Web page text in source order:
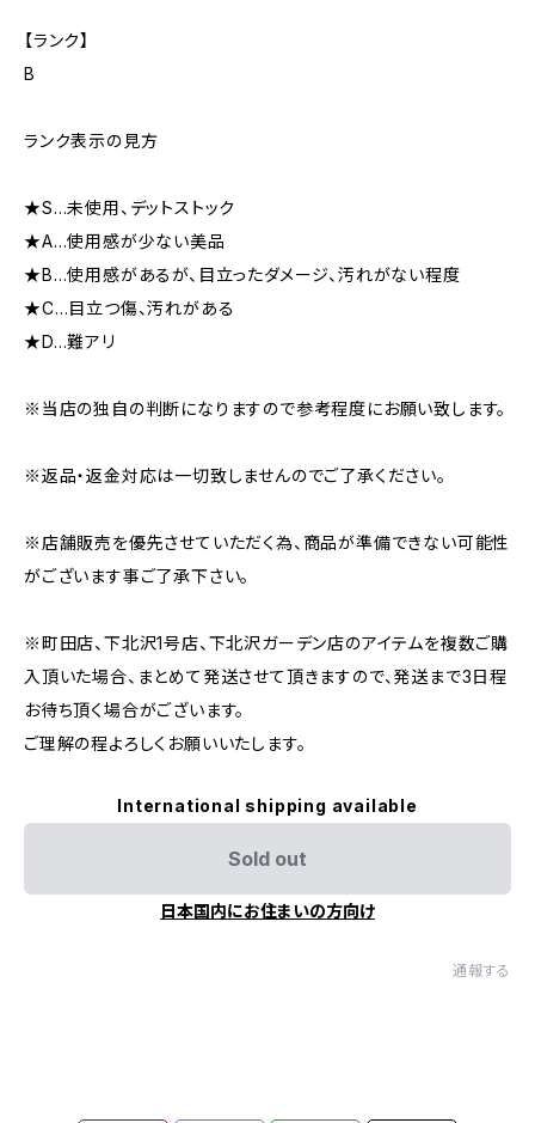
【ランク】
B
ランク表示の見方
★S…未使用、デットストック
★A…使用感が少ない美品
★B…使用感があるが、目立ったダメージ、汚れがない程度
★C…目立つ傷、汚れがある
★D…難アリ
※当店の独自の判断になりますので参考程度にお願い致します。
※返品・返金対応は一切致しませんのでご了承ください。
※店舗販売を優先させていただく為、商品が準備できない可能性
がございます事ご了承下さい。
※町田店、下北沢1号店、下北沢ガーデン店のアイテムを複数ご購
入頂いた場合、まとめて発送させて頂きますので、発送まで3日程
お待ち頂く場合がございます。
ご理解の程よろしくお願いいたします。
International shipping available
Sold out
日本国内にお住まいの方向け
通報する